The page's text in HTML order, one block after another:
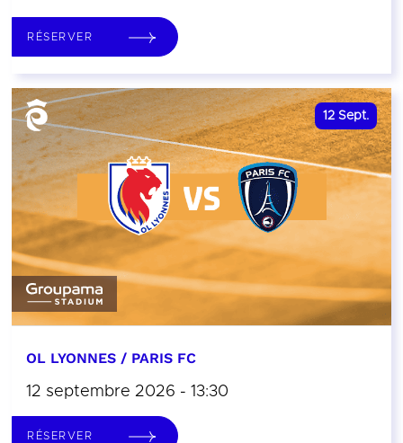
RÉSERVER
12 Sept.
OL LYONNES / PARIS FC
12 septembre 2026 - 13:30
RÉSERVER